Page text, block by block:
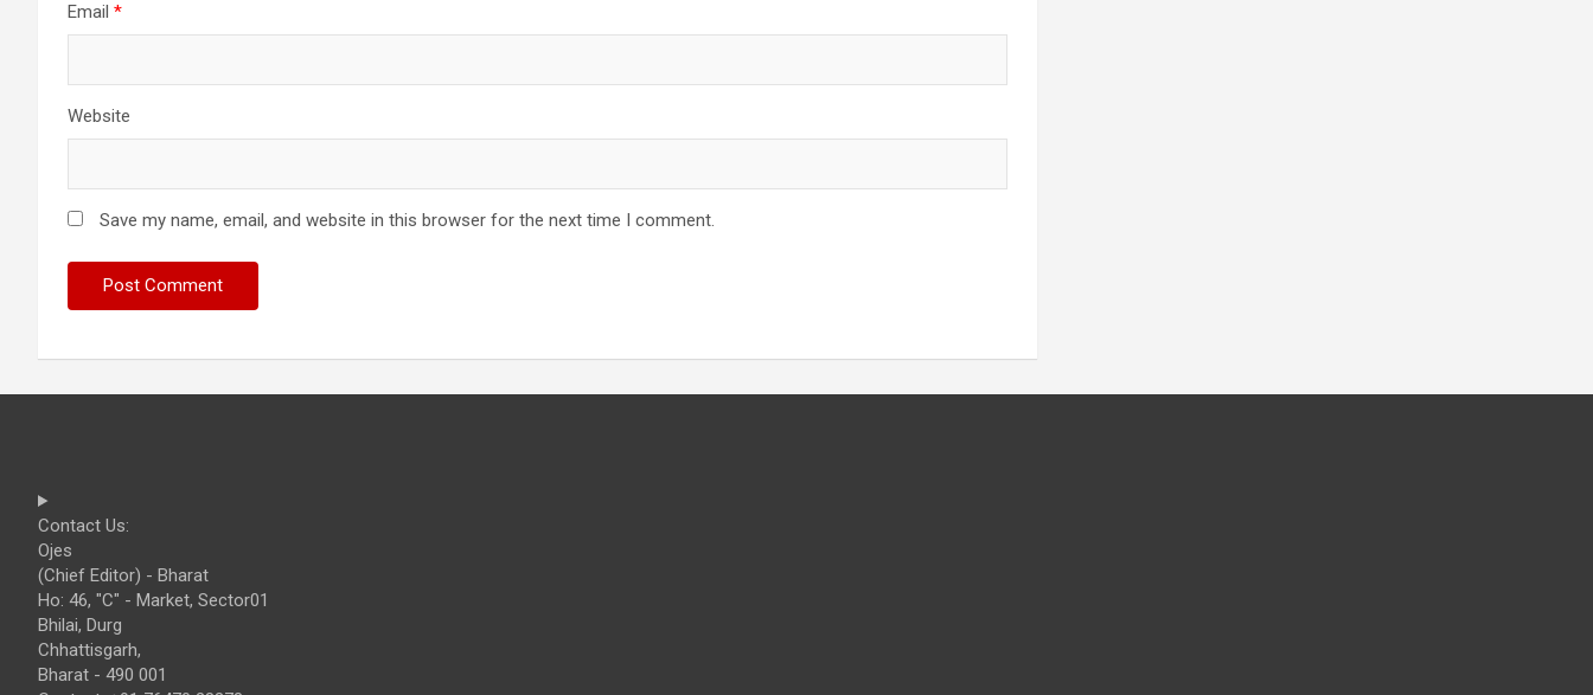
Email *
Website
Save my name, email, and website in this browser for the next time I comment.
Contact Us:
Ojes
(Chief Editor) - Bharat
Ho: 46, "C" - Market, Sector01
Bhilai, Durg
Chhattisgarh,
Bharat - 490 001